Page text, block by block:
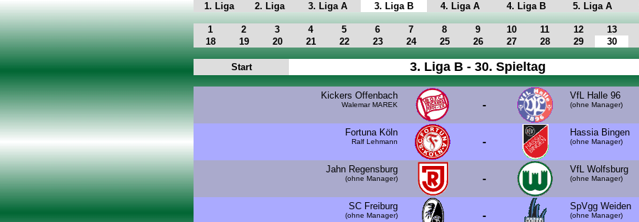
1. Liga 2. Liga 3. Liga A 3. Liga B 4. Liga A 4. Liga B 5. Liga A
1 2 3 4 5 6 7 8 9 10 11 12 13
18
19 20 21 22 23 24 25 26 27 28 29 30
Start 3. Liga B - 30. Spieltag
Kickers Offenbach
Walemar MAREK -
VfL Halle 96
(ohne Manager)
Fortuna Köln
Ralf Lehmann -
Hassia Bingen
(ohne Manager)
Jahn Regensburg
(ohne Manager) -
VfL Wolfsburg
(ohne Manager)
SC Freiburg
(ohne Manager) -
SpVgg Weiden
(ohne Manager)